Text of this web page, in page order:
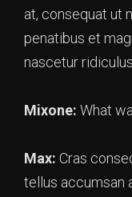
at, consequat ut
penatibus et
nascetur
Mixone: What
Max: Cras
tellus accumsan